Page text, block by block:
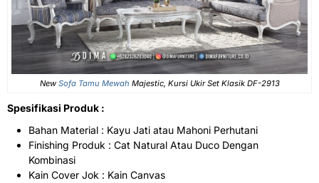
New Sofa Tamu Mewah Majestic, Kursi Ukir Set Klasik DF-2913
Spesifikasi Produk :
Bahan Material : Kayu Jati atau Mahoni Perhutani
Finishing Produk : Cat Natural Atau Duco Dengan
Kombinasi
Kain Cover Jok : Kain Canvas